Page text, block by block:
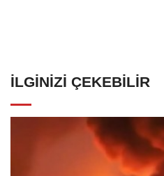
İLGINIZI ÇEKEBILIR